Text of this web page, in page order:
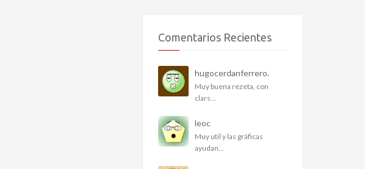
Comentarios Recientes
hugocerdanferrero.
Muy buena rezeta, con
clars...
leoc
Muy util y las gráficas
ayudan...